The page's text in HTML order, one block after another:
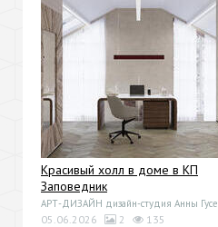
Красивый холл в доме в КП
Заповедник
АРТ-ДИЗАЙН дизайн-студия Анны
05.06.2026 2 135